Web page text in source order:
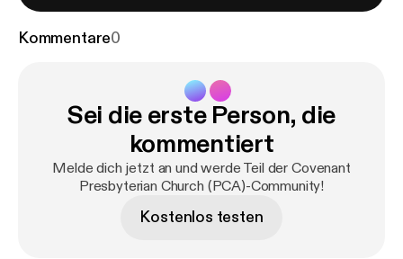
Kommentare0
Sei die erste Person, die
kommentiert
Melde dich jetzt an und werde Teil der Covenant
Presbyterian Church (PCA)-Community!
Kostenlos testen